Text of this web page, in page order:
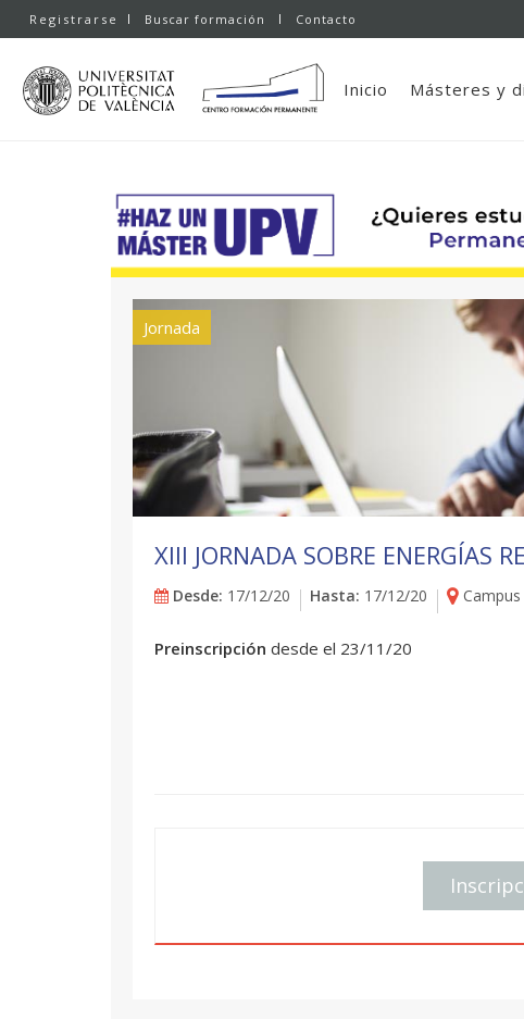
Registrarse Buscar formación Contacto
Inicio Másteres y
Jornada
XIII JORNADA SOBRE ENERGÍAS
Desde: 17/12/20 Hasta: 17/12/20
Preinscripción desde el 23/11/20